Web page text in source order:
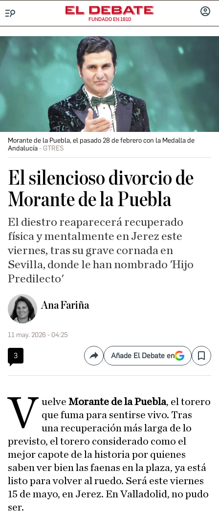
FUNDADO EN 1910
Morante de la Puebla, el pasado 28 de febrero con la Medalla de
Andalucía
GTRES
El silencioso divorcio de
Morante de la Puebla
El diestro reaparecerá recuperado
física y mentalmente en Jerez este
viernes, tras su grave cornada en
Sevilla, donde le han nombrado 'Hijo
Predilecto'
Ana Fariña
11 may. 2026 - 04:25
3 CompartirAñade El Debate en Save
V uelveMorante de la Puebla, el torero
que fuma para sentirse vivo. Tras
una recuperación más larga de lo
previsto, el torero considerado como el
mejor capote de la historia por quienes
saben ver bien las faenas en la plaza, ya está
listo para volver al ruedo. Será este viernes
15 de mayo, en Jerez. En Valladolid, no pudo
ser.